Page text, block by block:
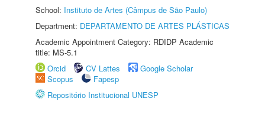
School: Instituto de Artes (Câmpus de São Paulo)
Department: DEPARTAMENTO DE ARTES PLÁSTICAS
Academic Appointment Category: RDIDP Academic
title: MS-5.1
Orcid
CV Lattes
Google Scholar
Scopus
Fapesp
Repositório Institucional UNESP